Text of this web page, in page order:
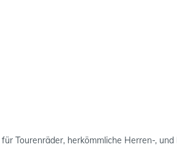
Tourenräder, herkömmliche Herren-, und